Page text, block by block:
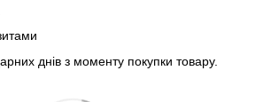
днів з моменту покупки товару.